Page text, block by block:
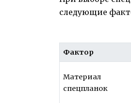
следующие
Фактор
Материал
спецпланок